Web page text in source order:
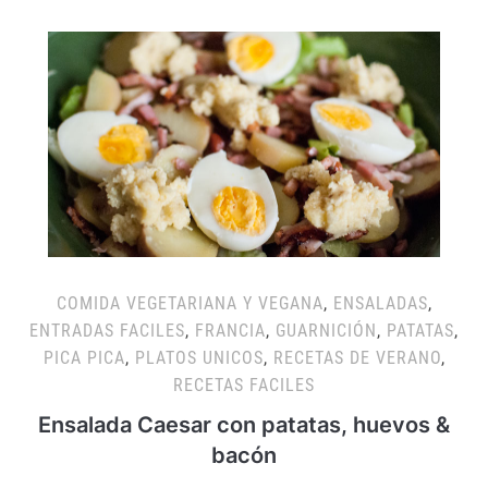
COMIDA VEGETARIANA Y VEGANA, ENSALADAS,
ENTRADAS FACILES, FRANCIA, GUARNICIÓN, PATATAS,
PICA PICA, PLATOS UNICOS, RECETAS DE VERANO,
RECETAS FACILES
Ensalada Caesar con patatas, huevos &
bacón